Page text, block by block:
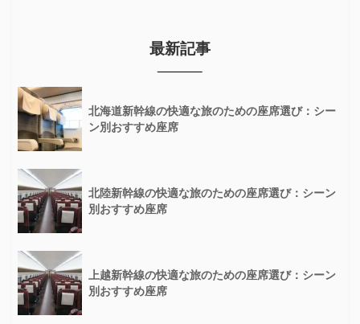
最新記事
北海道新幹線の快適な旅のための座席選び：シー
ン別おすすめ座席
北陸新幹線の快適な旅のための座席選び：シーン
別おすすめ座席
上越新幹線の快適な旅のための座席選び：シーン
別おすすめ座席